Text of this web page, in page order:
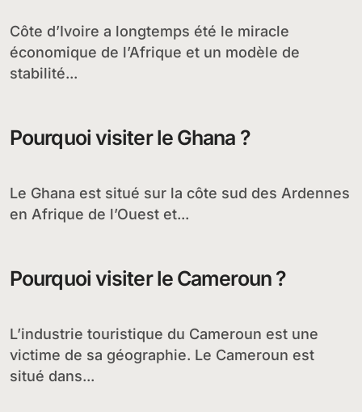
Côte d’Ivoire a longtemps été le miracle
économique de l’Afrique et un modèle de
stabilité...
Pourquoi visiter le Ghana ?
Le Ghana est situé sur la côte sud des Ardennes
en Afrique de l’Ouest et...
Pourquoi visiter le Cameroun ?
L’industrie touristique du Cameroun est une
victime de sa géographie. Le Cameroun est
situé dans...